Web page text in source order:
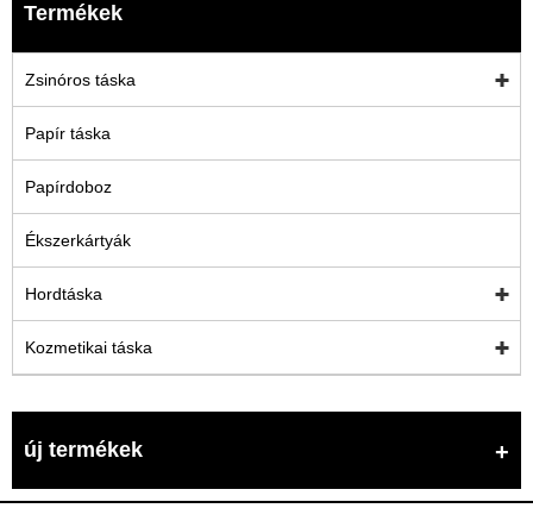
Termékek
Zsinóros táska
Papír táska
Papírdoboz
Ékszerkártyák
Hordtáska
Kozmetikai táska
új termékek